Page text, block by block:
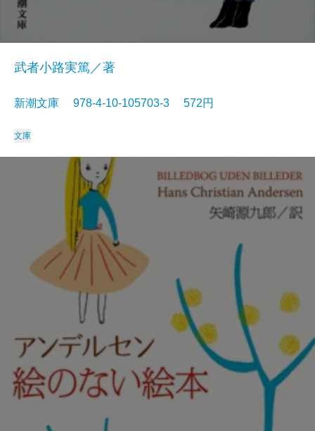
武者小路実篤／著
新潮文庫 978-4-10-105703-3 572円
文庫